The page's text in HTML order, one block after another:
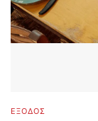
ΈΞΟΔΟΣ